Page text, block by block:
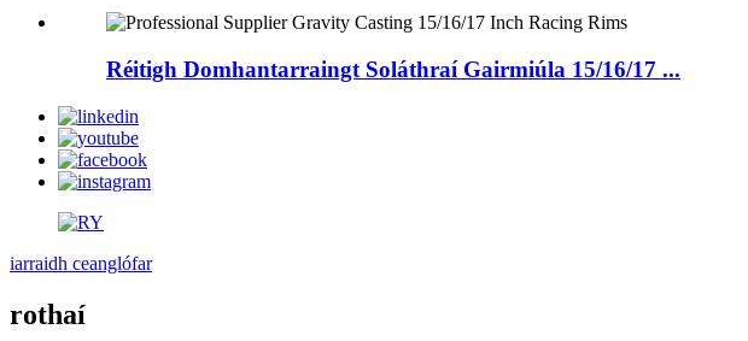
Réitigh Domhantarraingt Soláthraí Gairmiúla 15/16/17 ...
iarraidh ceanglófar
rothaí